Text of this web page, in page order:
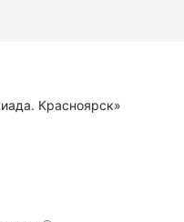
Красноярск»